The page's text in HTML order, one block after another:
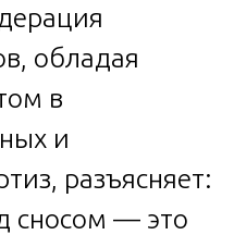
обладая
в
и
разъясняет:
сносом — это